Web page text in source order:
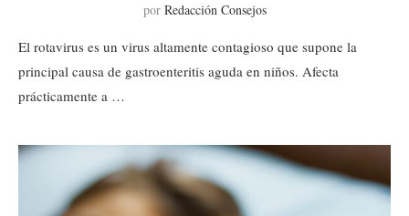
por Redacción Consejos
El rotavirus es un virus altamente contagioso que supone la
principal causa de gastroenteritis aguda en niños. Afecta
prácticamente a …